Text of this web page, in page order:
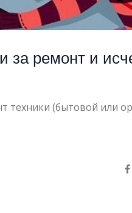
ремонт и
(бытовой или